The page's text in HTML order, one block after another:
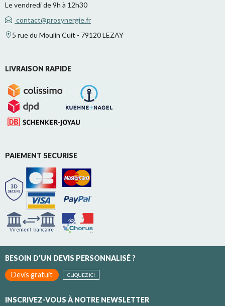
Le vendredi de 9h à 12h30
contact@prosynergie.fr
5 rue du Moulin Cuit - 79120 LEZAY
LIVRAISON RAPIDE
PAIEMENT SECURISE
BESOIN D'UN DEVIS PERSONNALISÉ ?
Devis gratuit
CLIQUEZ ICI
INSCRIVEZ-VOUS À NOTRE NEWSLETTER